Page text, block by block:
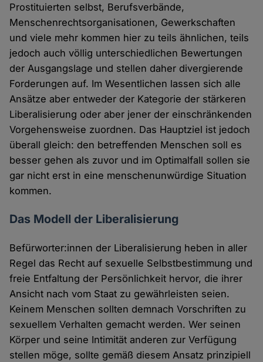
Prostituierten selbst, Berufsverbände,
Menschenrechtsorganisationen, Gewerkschaften
und viele mehr kommen hier zu teils ähnlichen, teils
jedoch auch völlig unterschiedlichen Bewertungen
der Ausgangslage und stellen daher divergierende
Forderungen auf. Im Wesentlichen lassen sich alle
Ansätze aber entweder der Kategorie der stärkeren
Liberalisierung oder aber jener der einschränkenden
Vorgehensweise zuordnen. Das Hauptziel ist jedoch
überall gleich: den betreffenden Menschen soll es
besser gehen als zuvor und im Optimalfall sollen sie
gar nicht erst in eine menschenunwürdige Situation
kommen.
Das Modell der Liberalisierung
Befürworter:innen der Liberalisierung heben in aller
Regel das Recht auf sexuelle Selbstbestimmung und
freie Entfaltung der Persönlichkeit hervor, die ihrer
Ansicht nach vom Staat zu gewährleisten seien.
Keinem Menschen sollten demnach Vorschriften zu
sexuellem Verhalten gemacht werden. Wer seinen
Körper und seine Intimität anderen zur Verfügung
stellen möge, sollte gemäß diesem Ansatz prinzipiell